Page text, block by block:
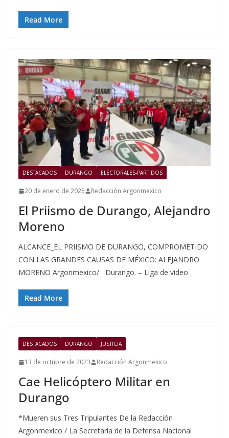
Read More
DESTACADOS DURANGO ELECTORALES-PARTIDOS
20 de enero de 2025 Redacción Argonmexico
El Priismo de Durango, Alejandro
Moreno
ALCANCE_EL PRIISMO DE DURANGO, COMPROMETIDO
CON LAS GRANDES CAUSAS DE MÉXICO: ALEJANDRO
MORENO Argonmexico/ Durango. – Liga de video
Read More
DESTACADOS DURANGO JUSTICIA
13 de octubre de 2023 Redacción Argonmexico
Cae Helicóptero Militar en
Durango
*Mueren sus Tres Tripulantes De la Redacción
Argonmexico / La Secretaría de la Defensa Nacional